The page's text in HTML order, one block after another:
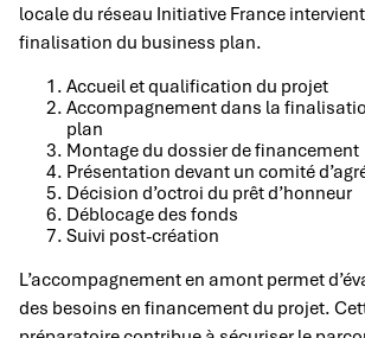
locale du réseau Initiative France
finalisation du business plan.
Accueil et qualification du projet
Accompagnement dans la
plan
Montage du dossier de financement
Présentation devant un comité
Décision d’octroi du prêt d’honneur
Déblocage des fonds
Suivi post-création
L’accompagnement en amont permet
des besoins en financement du projet.